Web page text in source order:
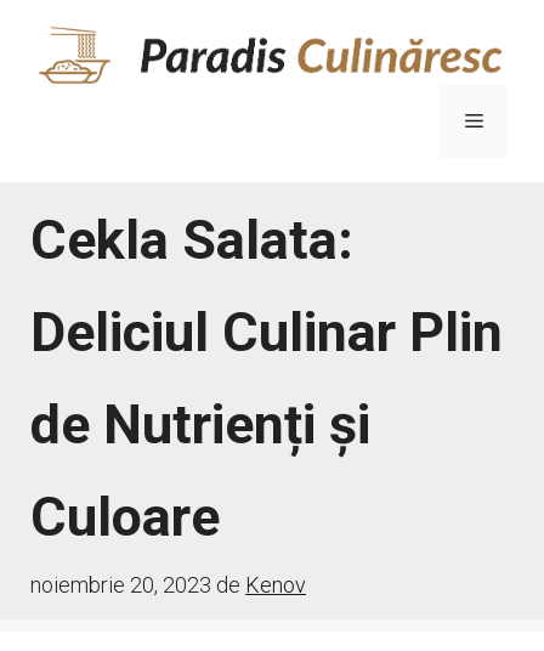
Meniu
Cekla Salata:
Deliciul Culinar Plin
de Nutrienți și
Culoare
noiembrie 20, 2023 de Kenov